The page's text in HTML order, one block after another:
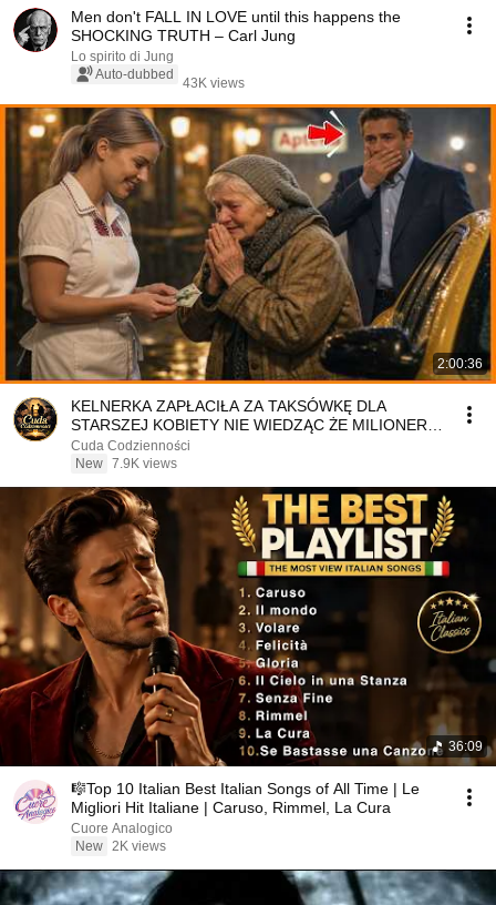
Men don't FALL IN LOVE until this happens the
SHOCKING TRUTH – Carl Jung
Lo spirito di Jung
Auto-dubbed
43K views
2:00:36
KELNERKA ZAPŁACIŁA ZA TAKSÓWKĘ DLA
STARSZEJ KOBIETY NIE WIEDZĄC ŻE MILIONER
PATRZY
Cuda Codzienności
New 7.9K views
36:09
🎼Top 10 Italian Best Italian Songs of All Time | Le
Migliori Hit Italiane | Caruso, Rimmel, La Cura
Cuore Analogico
New 2K views